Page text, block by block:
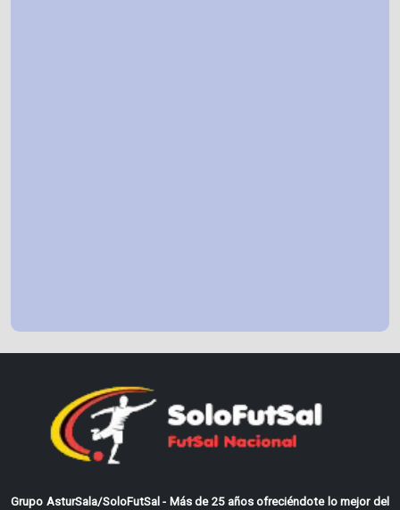
Grupo AsturSala/SoloFutSal - Más de 25 años ofreciéndote lo mejor del